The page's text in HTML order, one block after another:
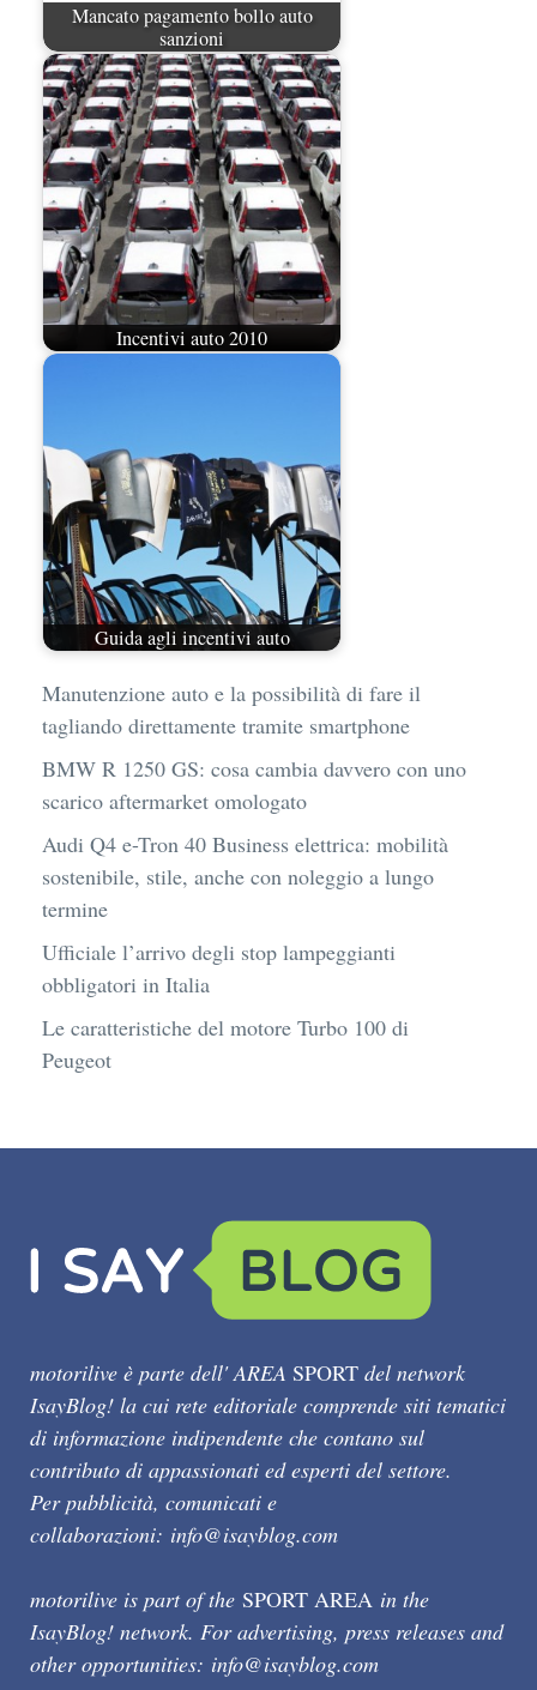
Mancato pagamento bollo auto
sanzioni
Incentivi auto 2010
Guida agli incentivi auto
Manutenzione auto e la possibilità di fare il
tagliando direttamente tramite smartphone
BMW R 1250 GS: cosa cambia davvero con uno
scarico aftermarket omologato
Audi Q4 e-Tron 40 Business elettrica: mobilità
sostenibile, stile, anche con noleggio a lungo
termine
Ufficiale l’arrivo degli stop lampeggianti
obbligatori in Italia
Le caratteristiche del motore Turbo 100 di
Peugeot
motorilive è parte dell' AREA SPORT del network
IsayBlog! la cui rete editoriale comprende siti tematici
di informazione indipendente che contano sul
contributo di appassionati ed esperti del settore.
Per pubblicità, comunicati e
collaborazioni: info@isayblog.com
motorilive is part of the SPORT AREA in the
IsayBlog! network. For advertising, press releases and
other opportunities: info@isayblog.com